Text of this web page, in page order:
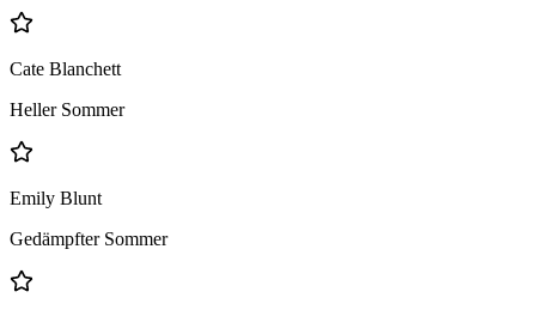
Cate Blanchett
Heller Sommer
Emily Blunt
Gedämpfter Sommer